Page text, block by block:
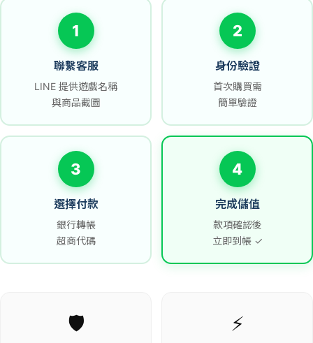
1
聯繫客服
LINE 提供遊戲名稱
與商品截圖
2
身份驗證
首次購買需
簡單驗證
3
選擇付款
銀行轉帳
超商代碼
4
完成儲值
款項確認後
立即到帳 ✓
🛡️ ⚡